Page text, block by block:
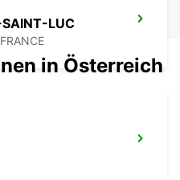
SAINT-LUC
in Österreich